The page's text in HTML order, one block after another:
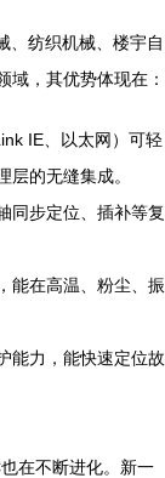
、纺织机械、楼宇自
域，其优势体现在：
IE、以太网）可轻
的无缝集成。
同步定位、插补等复
能在高温、粉尘、振
能力，能快速定位故
在不断进化。新一